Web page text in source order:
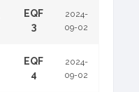
EQF
3
2024-
09-02
EQF
4
2024-
09-02